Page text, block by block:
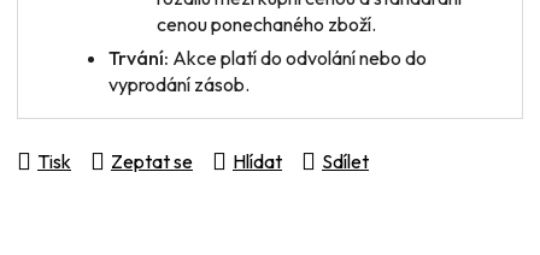
cenou ponechaného zboží.
Trvání: Akce platí do odvolání nebo do
vyprodání zásob.
Tisk Zeptat se Hlídat Sdílet